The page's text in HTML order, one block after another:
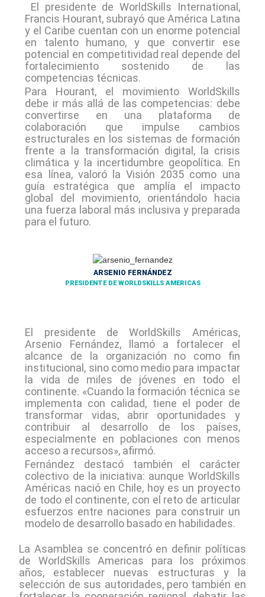
El presidente de WorldSkills International,
Francis Hourant, subrayó que América Latina
y el Caribe cuentan con un enorme potencial
en talento humano, y que convertir ese
potencial en competitividad real depende del
fortalecimiento sostenido de las
competencias técnicas.
Para Hourant, el movimiento WorldSkills
debe ir más allá de las competencias: debe
convertirse en una plataforma de
colaboración que impulse cambios
estructurales en los sistemas de formación
frente a la transformación digital, la crisis
climática y la incertidumbre geopolítica. En
esa línea, valoró la Visión 2035 como una
guía estratégica que amplía el impacto
global del movimiento, orientándolo hacia
una fuerza laboral más inclusiva y preparada
para el futuro.
ARSENIO FERNÁNDEZ
PRESIDENTE DE WORLDSKILLS AMERICAS
El presidente de WorldSkills Américas,
Arsenio Fernández, llamó a fortalecer el
alcance de la organización no como fin
institucional, sino como medio para impactar
la vida de miles de jóvenes en todo el
continente. «Cuando la formación técnica se
implementa con calidad, tiene el poder de
transformar vidas, abrir oportunidades y
contribuir al desarrollo de los países,
especialmente en poblaciones con menos
acceso a recursos», afirmó.
Fernández destacó también el carácter
colectivo de la iniciativa: aunque WorldSkills
Américas nació en Chile, hoy es un proyecto
de todo el continente, con el reto de articular
esfuerzos entre naciones para construir un
modelo de desarrollo basado en habilidades.
La Asamblea se concentró en definir políticas
de WorldSkills Americas para los próximos
años, establecer nuevas estructuras y la
selección de sus autoridades, pero también en